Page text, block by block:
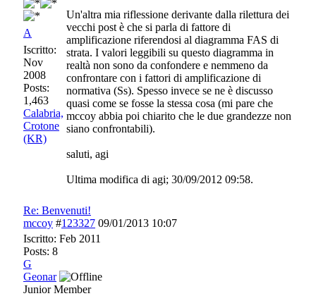
A
Iscritto:
Nov
2008
Posts:
1,463
Calabria,
Crotone
(KR)
Un'altra mia riflessione derivante dalla rilettura dei
vecchi post è che si parla di fattore di
amplificazione riferendosi al diagramma FAS di
strata. I valori leggibili su questo diagramma in
realtà non sono da confondere e nemmeno da
confrontare con i fattori di amplificazione di
normativa (Ss). Spesso invece se ne è discusso
quasi come se fosse la stessa cosa (mi pare che
mccoy abbia poi chiarito che le due grandezze non
siano confrontabili).
saluti, agi
Ultima modifica di agi; 30/09/2012 09:58.
Re: Benvenuti!
mccoy #123327 09/01/2013 10:07
Iscritto: Feb 2011
Posts: 8
G
Geonar
Junior Member